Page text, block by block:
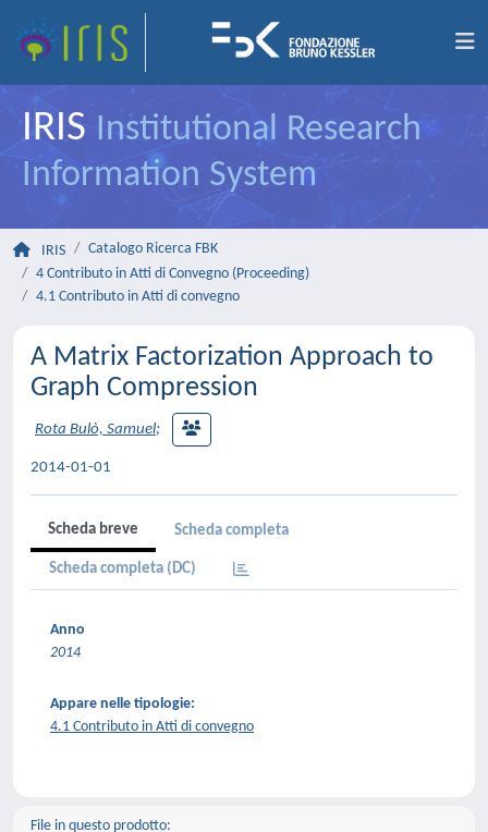
IRIS Institutional Research
Information System
IRIS
Catalogo Ricerca FBK
4 Contributo in Atti di Convegno (Proceeding)
4.1 Contributo in Atti di convegno
A Matrix Factorization Approach to
Graph Compression
Rota Bulò, Samuel;
2014-01-01
Scheda breve Scheda completa
Scheda completa (DC)
Anno
2014
Appare nelle tipologie:
4.1 Contributo in Atti di convegno
File in questo prodotto: